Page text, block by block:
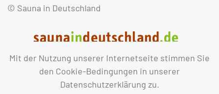
Mit der Nutzung unserer Internetseite stimmen Sie
den Cookie-Bedingungen in unserer
Datenschutzerklärung zu.
© Sauna in Deutschland
IMPRESSUM DATENSCHUTZ